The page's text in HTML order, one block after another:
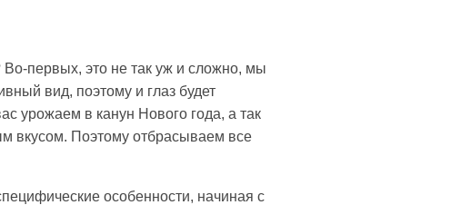
первых, это не так уж и сложно, мы
вид, поэтому и глаз будет
урожаем в канун Нового года, а так
вкусом. Поэтому отбрасываем все
особенности, начиная с